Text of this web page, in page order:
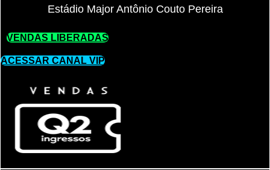
Estádio Major Antônio Couto Pereira
VENDAS LIBERADAS
ACESSAR CANAL VIP